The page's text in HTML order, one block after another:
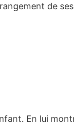
de ses
En lui